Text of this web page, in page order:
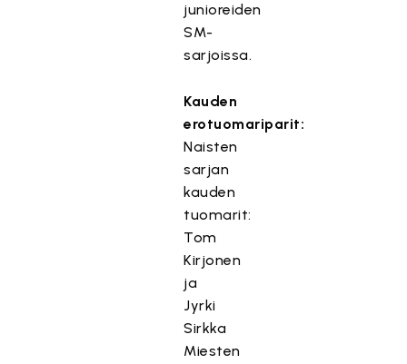
junioreiden
SM-
sarjoissa.
Kauden
erotuomariparit:
Naisten
sarjan
kauden
tuomarit:
Tom
Kirjonen
ja
Jyrki
Sirkka
Miesten